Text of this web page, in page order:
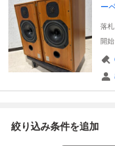
ー
落札
開始
絞り込み条件を追加